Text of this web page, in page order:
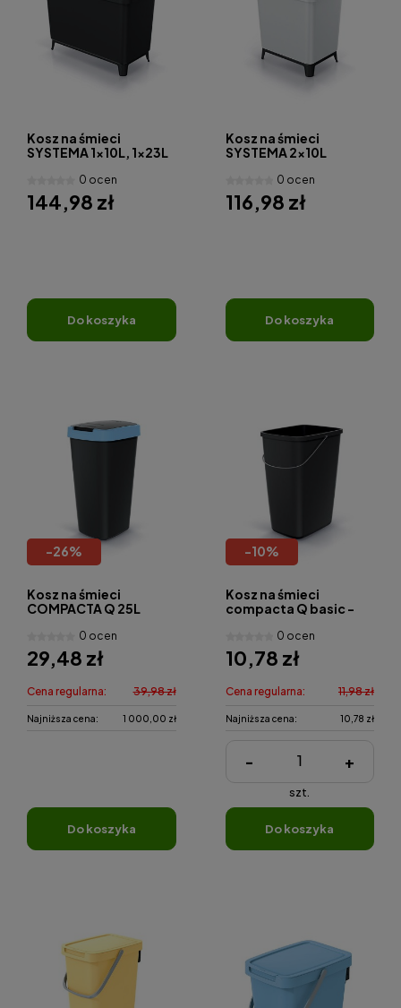
Kosz na śmieci
SYSTEMA 1x10L, 1x23L
0 ocen
144,98 zł
do koszyka
Kosz na śmieci
SYSTEMA 2x10L
0 ocen
116,98 zł
do koszyka
-26%
Kosz na śmieci
COMPACTA Q 25L
0 ocen
29,48 zł
Cena regularna: 39,98 zł
Najniższa cena: 1 000,00 zł
do koszyka
-10%
Kosz na śmieci
compacta Q basic -
0 ocen
10,78 zł
Cena regularna: 11,98 zł
Najniższa cena: 10,78 zł
- +
szt.
do koszyka